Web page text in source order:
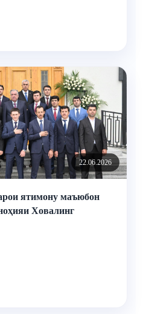
22.06.2026
ятимону маъюбон
Ховалинг